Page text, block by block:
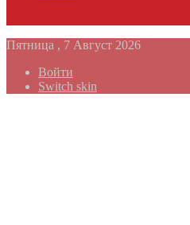
Пятница , 7 Август 2026
Войти
Switch skin